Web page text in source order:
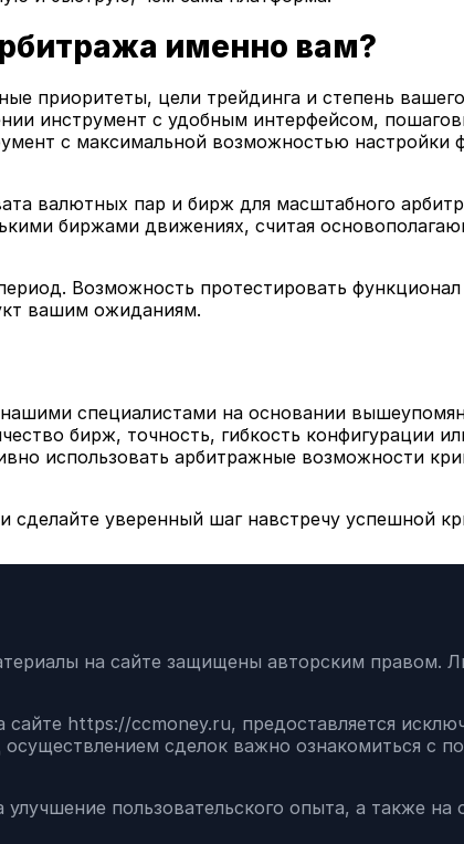
именно вам?
приоритеты, цели трейдинга и степень
инструмент с удобным интерфейсом,
с максимальной возможностью
валютных пар и бирж для масштабного
биржами движениях, считая
Возможность протестировать
вашим ожиданиям.
специалистами на основании
бирж, точность, гибкость конфигурации
использовать арбитражные возможности
уверенный шаг навстречу успешной
на сайте защищены авторским правом.
https://ccmoney.ru, предоставляется
сделок важно ознакомиться с
пользовательского опыта, а также